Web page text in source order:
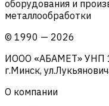
оборудования и
металлообработки
© 1990 — 2026
ИООО «АБАМЕТ» УНП
г.Минск,
О компании